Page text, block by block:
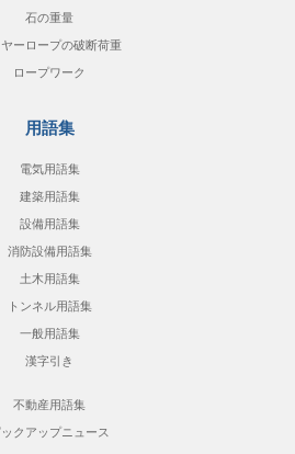
石の重量
ーロープの破断荷重
ロープワーク
用語集
電気用語集
建築用語集
設備用語集
消防設備用語集
土木用語集
トンネル用語集
一般用語集
漢字引き
不動産用語集
ックアップニュース